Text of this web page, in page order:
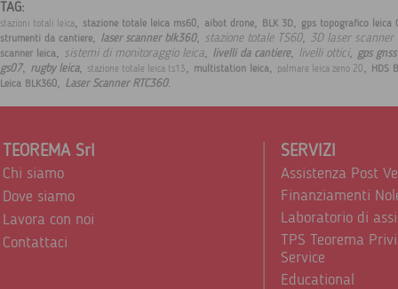
TAG:
stazioni totali leica, stazione totale leica ms60, aibot drone, BLK 3D, gps topografico leica
strumenti da cantiere, laser scanner blk360, stazione totale TS60, 3D laser scanner
scanner leica, sistemi di monitoraggio leica, livelli da cantiere, livelli ottici, gps
gs07, rugby leica, stazione totale leica ts13, multistation leica, palmare leica zeno 20,
HDS
Leica BLK360, Laser Scanner RTC360.
TEOREMA Srl
Chi siamo
Dove siamo
Lavora con noi
Contattaci
SERVIZI
Assistenza Post
Finanziamenti
Laboratorio di
TPS Teorema
Service
Educational